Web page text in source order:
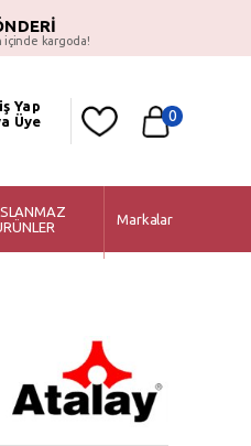
içinde kargoda!
Yap
Üye
0
Markalar